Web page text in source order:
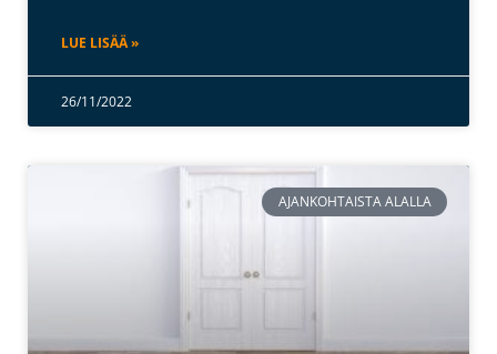
LUE LISÄÄ »
26/11/2022
AJANKOHTAISTA ALALLA